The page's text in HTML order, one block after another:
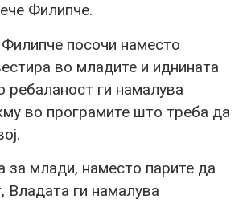
Филипче.
посочи наместо
во младите и иднината
ребаланост ги намалува
во програмите што треба да
за млади, наместо парите да
Владата ги намалува